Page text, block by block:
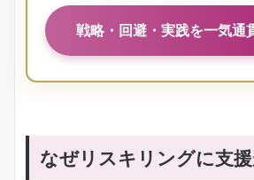
戦略・回避・実践を一気通
なぜリスキリングに支